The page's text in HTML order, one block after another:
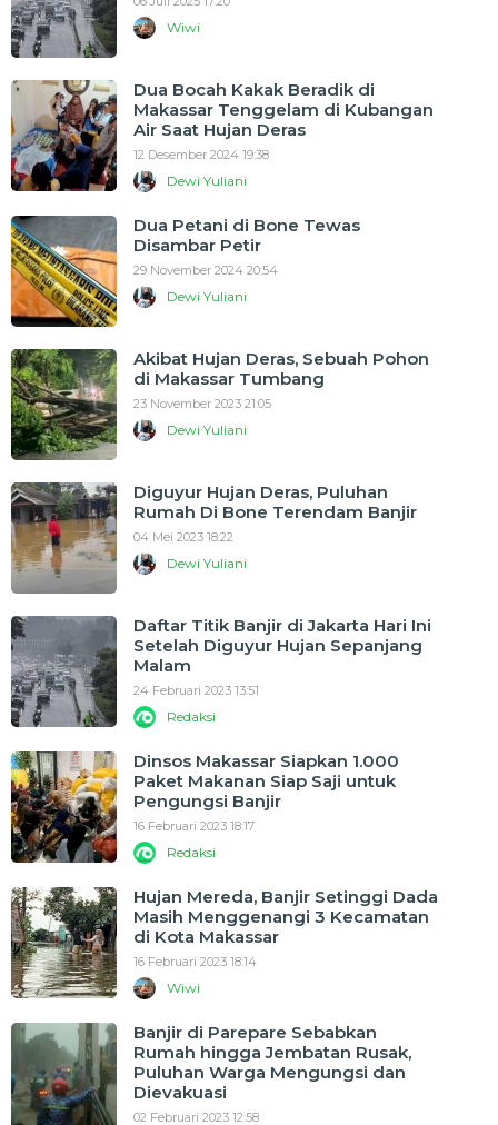
Wiwi
Dua Bocah Kakak Beradik di
Makassar Tenggelam di Kubangan
Air Saat Hujan Deras
12 Desember 2024 19:38
Dewi Yuliani
Dua Petani di Bone Tewas
Disambar Petir
29 November 2024 20:54
Dewi Yuliani
Akibat Hujan Deras, Sebuah Pohon
di Makassar Tumbang
23 November 2023 21:05
Dewi Yuliani
Diguyur Hujan Deras, Puluhan
Rumah Di Bone Terendam Banjir
04 Mei 2023 18:22
Dewi Yuliani
Daftar Titik Banjir di Jakarta Hari Ini
Setelah Diguyur Hujan Sepanjang
Malam
24 Februari 2023 13:51
Redaksi
Dinsos Makassar Siapkan 1.000
Paket Makanan Siap Saji untuk
Pengungsi Banjir
16 Februari 2023 18:17
Redaksi
Hujan Mereda, Banjir Setinggi Dada
Masih Menggenangi 3 Kecamatan
di Kota Makassar
16 Februari 2023 18:14
Wiwi
Banjir di Parepare Sebabkan
Rumah hingga Jembatan Rusak,
Puluhan Warga Mengungsi dan
Dievakuasi
02 Februari 2023 12:58